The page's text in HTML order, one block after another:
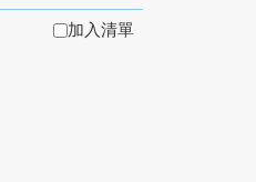
加入清單